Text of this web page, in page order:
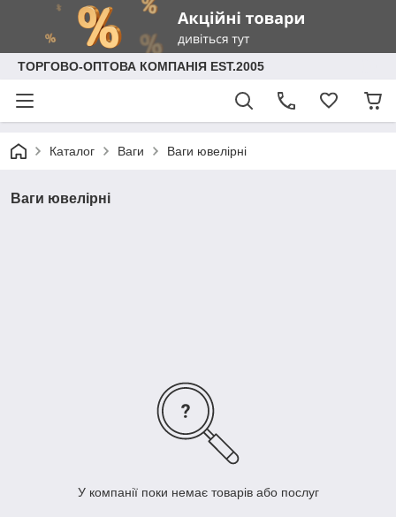
ТОРГОВО-ОПТОВА КОМПАНІЯ EST.2005
Каталог Ваги Ваги ювелірні
Ваги ювелірні
У компанії поки немає товарів або послуг